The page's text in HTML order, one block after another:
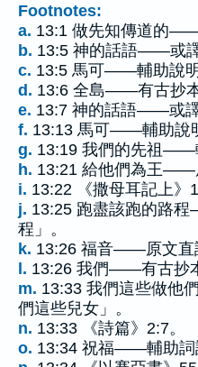
Footnotes:
a. 13:1 做先知傳道的——
b. 13:5 神的話語——或譯
c. 13:5 馬可——輔助說明
d. 13:6 全島——有古抄本
e. 13:7 神的話語——或譯
f. 13:13 馬可——輔助說
g. 13:19 我們的先祖——
h. 13:21 給他們為王——
i. 13:22 《撒母耳記上》
j. 13:25 跑盡該跑的路
程」。
k. 13:26 福音——原文直
l. 13:26 我們——有古抄
m. 13:33 我們這些做他
們這些兒女」。
n. 13:33 《詩篇》2:7。
o. 13:34 祝福——輔助詞